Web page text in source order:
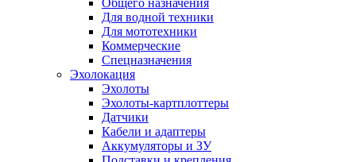
Общего назначения
Для водной техники
Для мототехники
Коммерческие
Спецназначения
Эхолокация
Эхолоты
Эхолоты-картплоттеры
Датчики
Кабели и адаптеры
Аккумуляторы и ЗУ